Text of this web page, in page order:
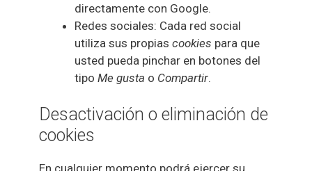
directamente con Google.
Redes sociales: Cada red social
utiliza sus propias cookies para que
usted pueda pinchar en botones del
tipo Me gusta o Compartir.
Desactivación o eliminación de
cookies
En cualquier momento podrá ejercer su